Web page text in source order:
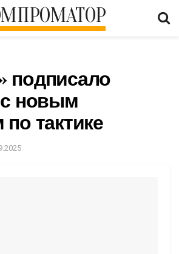
подписало
с новым
тактике